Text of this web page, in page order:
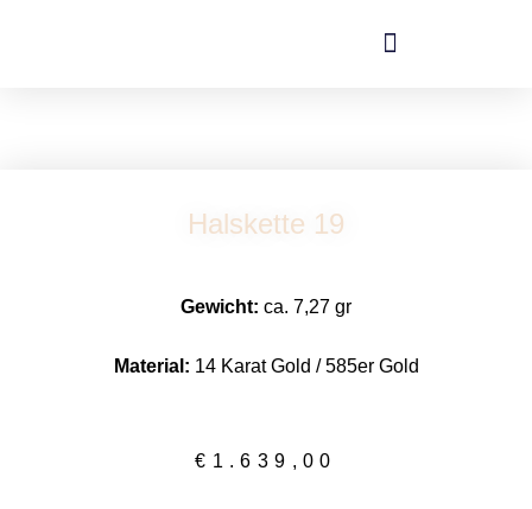
Halskette 19
Gewicht: ca. 7,27 gr
Material: 14 Karat Gold / 585er Gold
€ 1.639,00